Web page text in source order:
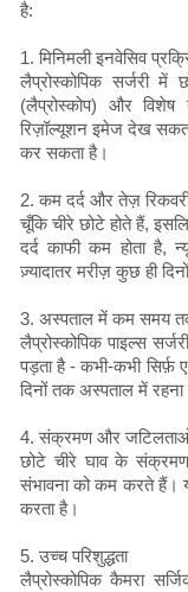
है:
1. मिनिमली इनवेसिव
लैप्रोस्कोपिक सर्जरी
(लैप्रोस्कोप) और
रिज़ॉल्यूशन इमेज देख
कर सकता है।
2. कम दर्द और तेज़
चूँकि चीरे छोटे होते हैं,
दर्द काफी कम होता है,
ज़्यादातर मरीज़ कुछ ही
3. अस्पताल में कम समय
लैप्रोस्कोपिक पाइल्स
पड़ता है - कभी-कभी सिर्फ़
दिनों तक अस्पताल में
4. संक्रमण और
छोटे चीरे घाव के
संभावना को कम करते हैं।
करता है।
5. उच्च परिशुद्धता
लैप्रोस्कोपिक कैमरा